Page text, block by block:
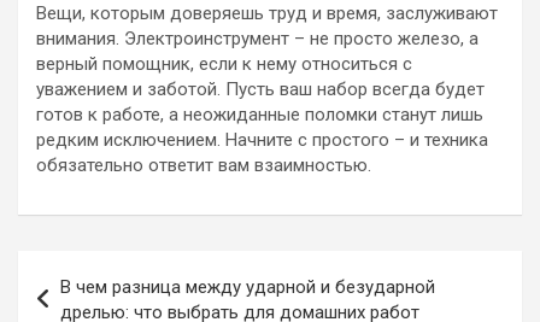
Вещи, которым доверяешь труд и время, заслуживают
внимания. Электроинструмент – не просто железо, а
верный помощник, если к нему относиться с
уважением и заботой. Пусть ваш набор всегда будет
готов к работе, а неожиданные поломки станут лишь
редким исключением. Начните с простого – и техника
обязательно ответит вам взаимностью.
по
В чем разница между ударной и безударной
дрелью: что выбрать для домашних работ